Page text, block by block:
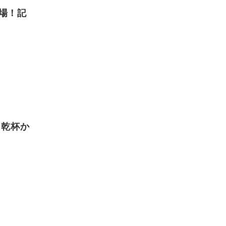
！記
杯か